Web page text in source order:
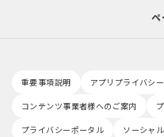
ペ
重要事項説明 アプリプライバシ
コンテンツ事業者様へのご案内
プライバシーポータル
ソーシャ